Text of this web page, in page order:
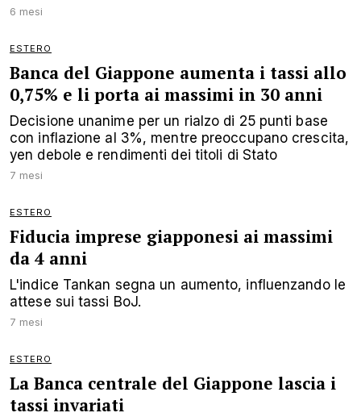
6 mesi
ESTERO
Banca del Giappone aumenta i tassi allo
0,75% e li porta ai massimi in 30 anni
Decisione unanime per un rialzo di 25 punti base
con inflazione al 3%, mentre preoccupano crescita,
yen debole e rendimenti dei titoli di Stato
7 mesi
ESTERO
Fiducia imprese giapponesi ai massimi
da 4 anni
L'indice Tankan segna un aumento, influenzando le
attese sui tassi BoJ.
7 mesi
ESTERO
La Banca centrale del Giappone lascia i
tassi invariati